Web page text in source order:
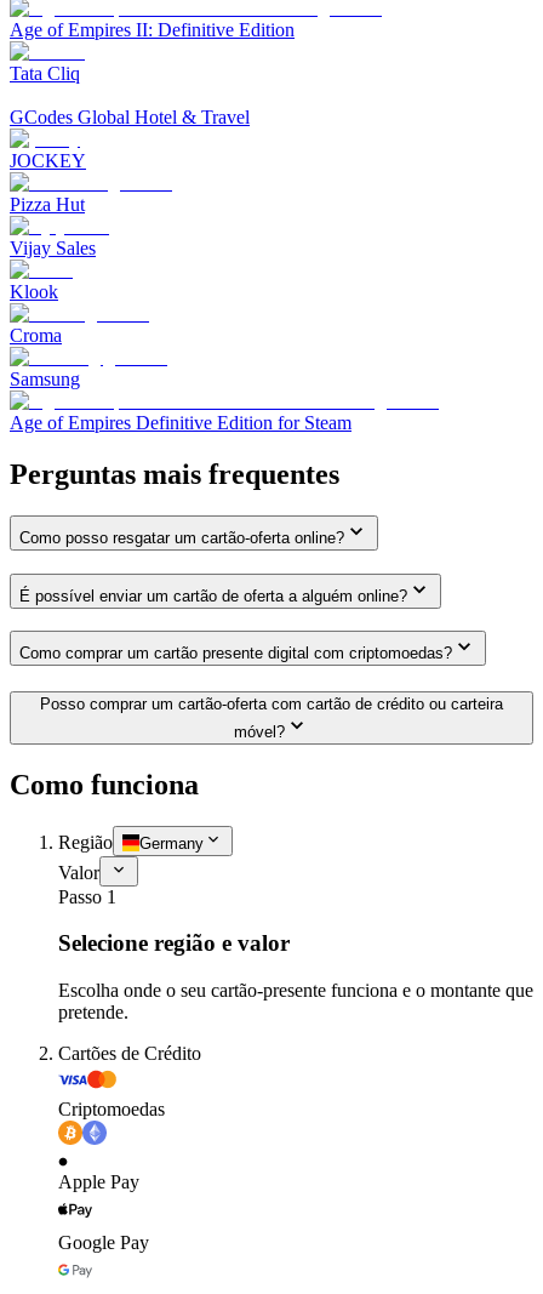
Age of Empires II: Definitive Edition
Tata Cliq
GCodes Global Hotel & Travel
JOCKEY
Pizza Hut
Vijay Sales
Klook
Croma
Samsung
Age of Empires Definitive Edition for Steam
Perguntas mais frequentes
Como posso resgatar um cartão-oferta online?
É possível enviar um cartão de oferta a alguém online?
Como comprar um cartão presente digital com criptomoedas?
Posso comprar um cartão-oferta com cartão de crédito ou carteira
móvel?
Como funciona
Região Germany
Valor
Passo 1
Selecione região e valor
Escolha onde o seu cartão-presente funciona e o montante que
pretende.
Cartões de Crédito
Criptomoedas
Apple Pay
Google Pay